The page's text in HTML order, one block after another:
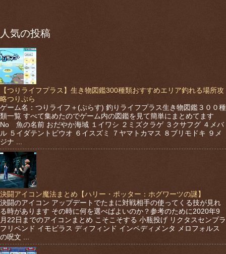
人気の投稿
【つりライフプラス】生き物図鑑300種類おすすめエリア釣れる場所攻
略つりぷら
ゲーム名：つりライフ＋(ぷらす) 釣りライフプラス生き物図鑑３００種
類一覧 すべて集めたのでゲーム内の図鑑を見て簡単にまとめてます
No 魚の名前 おだやか海域 １イワシ ２ミズクラゲ ３クサフグ ４メバ
ル ５イダテントビウオ ６イスズミ ７ヤマトカマス ８ブリモドキ ９メ
ジナ ...
決闘アイコン魔法まとめ【ハリー・ポッター：ホグワーツの謎】
決闘のアイコン アップデートでたまに対戦相手の使ってくる技が見れ
る時があります その時に何を選べばよいのか？参考のために2020年9
月22日までのアイコンまとめ こそこそする 小瓶投げ リクタスセンプラ
フリペンド イモビラス ディフィンド インペディメンタ メロフォルス
の呪文 ...